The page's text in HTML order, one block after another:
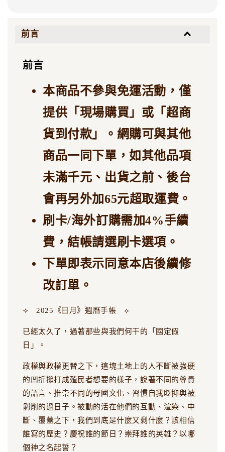
前言
前言
本商品不參與免運活動，僅
提供「現場購買」或「超商
貨到付款」。網購可與其他
商品一同下單，如其他品項
未滿千元、出貨之前、後台
會再另外加65元超取運費。
刷卡/海外訂購需加4%手續
費，結帳請選刷卡選項。
下單即表示同意本店後續修
改訂單。
⟢ 2025《日月》週曆手帳 ⟣
已經太久了，過著那些與我們何干的「國定假
日」。
政權與政權更替之下，這塊土地上的人不斷被強硬
的凹折搥打成殖民者想要的樣子，說著不同的尊貴
的語言、推崇不同的母國文化、習慣自我貶抑與被
剝削的過日子。被動的活在他們的互動、渲染、中
斷、覆蓋之下，我們到底是什麼又剩什麼？該相信
誰寫的歷史？慶祝誰的節日？崇拜誰的英雄？以哪
個神之名起誓？